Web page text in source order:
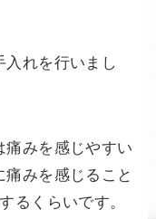
入れを行いまし
痛みを感じやすい
みを感じること
るくらいです。